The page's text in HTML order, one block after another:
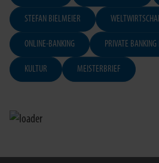
STEFAN BIELMEIER
ONLINE-BANKING PRIVATE
KULTUR MEISTERBRIEF